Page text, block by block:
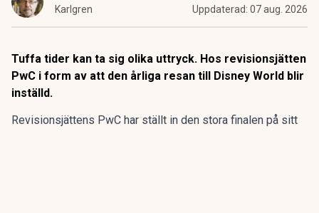
Karlgren
Uppdaterad: 07 aug. 2026
Tuffa tider kan ta sig olika uttryck. Hos revisionsjätten
PwC i form av att den årliga resan till Disney World blir
inställd.
Revisionsjättens PwC har ställt in den stora finalen på sitt